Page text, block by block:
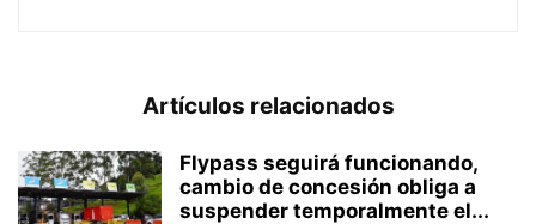
Artículos relacionados
Flypass seguirá funcionando,
cambio de concesión obliga a
suspender temporalmente el...